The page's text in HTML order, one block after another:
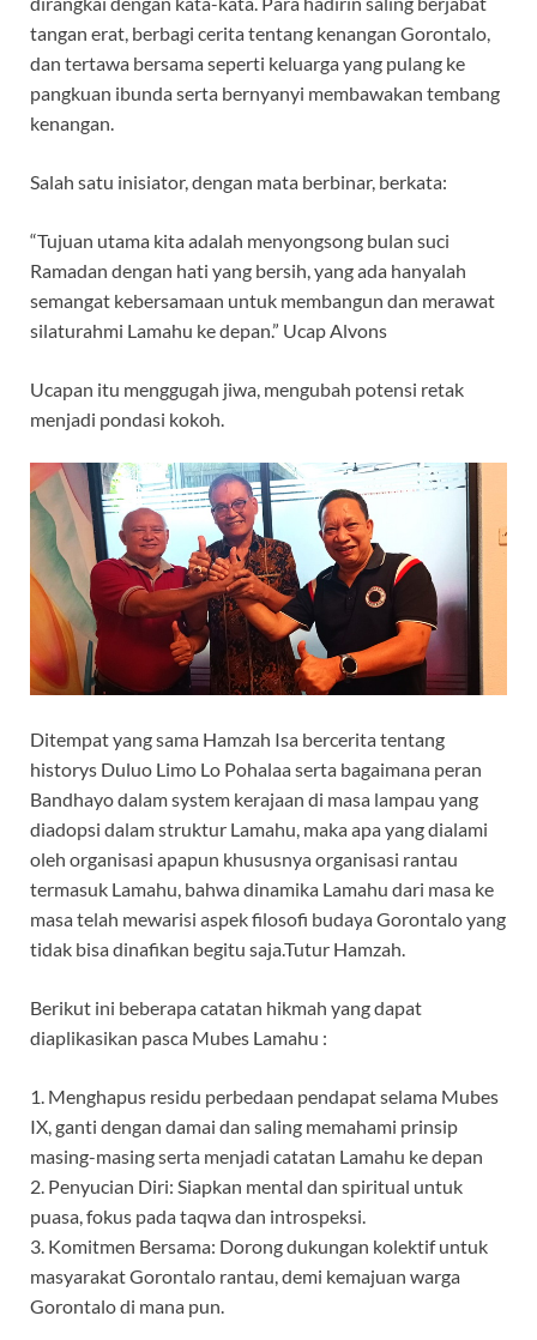
tangan erat, berbagi cerita tentang kenangan Gorontalo,
dan tertawa bersama seperti keluarga yang pulang ke
pangkuan ibunda serta bernyanyi membawakan tembang
kenangan.
Salah satu inisiator, dengan mata berbinar, berkata:
“Tujuan utama kita adalah menyongsong bulan suci
Ramadan dengan hati yang bersih, yang ada hanyalah
semangat kebersamaan untuk membangun dan merawat
silaturahmi Lamahu ke depan.” Ucap Alvons
Ucapan itu menggugah jiwa, mengubah potensi retak
menjadi pondasi kokoh.
Ditempat yang sama Hamzah Isa bercerita tentang
historys Duluo Limo Lo Pohalaa serta bagaimana peran
Bandhayo dalam system kerajaan di masa lampau yang
diadopsi dalam struktur Lamahu, maka apa yang dialami
oleh organisasi apapun khususnya organisasi rantau
termasuk Lamahu, bahwa dinamika Lamahu dari masa ke
masa telah mewarisi aspek filosofi budaya Gorontalo yang
tidak bisa dinafikan begitu saja.Tutur Hamzah.
Berikut ini beberapa catatan hikmah yang dapat
diaplikasikan pasca Mubes Lamahu :
1. Menghapus residu perbedaan pendapat selama Mubes
IX, ganti dengan damai dan saling memahami prinsip
masing-masing serta menjadi catatan Lamahu ke depan
2. Penyucian Diri: Siapkan mental dan spiritual untuk
puasa, fokus pada taqwa dan introspeksi.
3. Komitmen Bersama: Dorong dukungan kolektif untuk
masyarakat Gorontalo rantau, demi kemajuan warga
Gorontalo di mana pun.